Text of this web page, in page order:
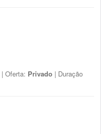
| Oferta: Privado | Duração